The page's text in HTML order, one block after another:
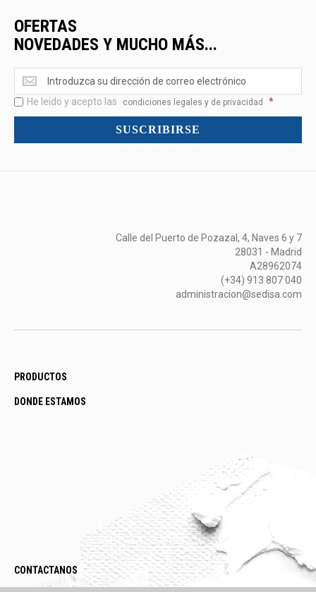
OFERTAS
NOVEDADES Y MUCHO MÁS...
Ofertas
<br>Novedades
y
mucho
He leido y acepto las condiciones legales y de privacidad *
SUSCRIBIRSE
Calle del Puerto de Pozazal, 4, Naves 6 y 7
28031 - Madrid
A28962074
(+34) 913 807 040
administracion@sedisa.com
PRODUCTOS
DONDE ESTAMOS
CONTACTANOS